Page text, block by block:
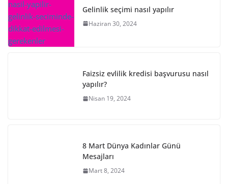
Gelinlik seçimi nasıl yapılır
Haziran 30, 2024
Faizsiz evlilik kredisi başvurusu nasıl
yapılır?
Nisan 19, 2024
8 Mart Dünya Kadınlar Günü
Mesajları
Mart 8, 2024